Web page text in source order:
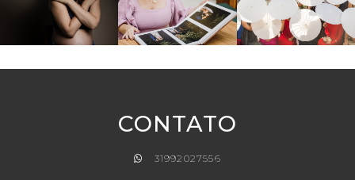
CONTATO
31992027556